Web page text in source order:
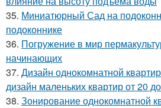
35. Миниатюрный Сад на
подоконнике
36. Погружение в мир
начинающих
37. Дизайн однокомнатной
дизайн маленьких квартир от 20
38. Зонирование однокомнатной